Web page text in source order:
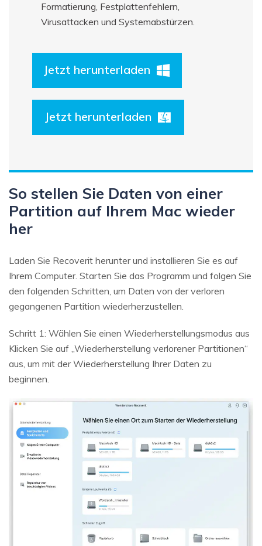
Formatierung, Festplattenfehlern,
Virusattacken und Systemabstürzen.
Jetzt herunterladen
Jetzt herunterladen
So stellen Sie Daten von einer
Partition auf Ihrem Mac wieder
her
Laden Sie Recoverit herunter und installieren Sie es auf
Ihrem Computer. Starten Sie das Programm und folgen Sie
den folgenden Schritten, um Daten von der verloren
gegangenen Partition wiederherzustellen.
Schritt 1: Wählen Sie einen Wiederherstellungsmodus aus
Klicken Sie auf „Wiederherstellung verlorener Partitionen“
aus, um mit der Wiederherstellung Ihrer Daten zu
beginnen.